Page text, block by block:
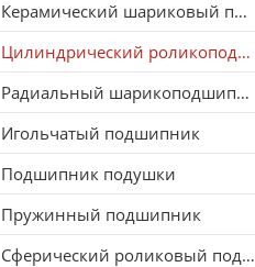
Керамический шариковый подшипник
Цилиндрический роликоподшипник
Радиальный шарикоподшипник
Игольчатый подшипник
Подшипник подушки
Пружинный подшипник
Сферический роликовый подшипник